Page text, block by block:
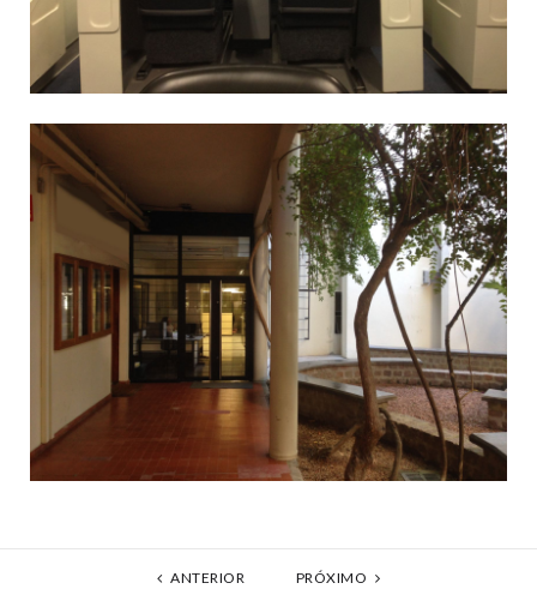
ANTERIOR PRÓXIMO